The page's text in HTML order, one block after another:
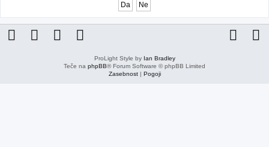
ProLight Style by Ian Bradley
Teče na phpBB® Forum Software © phpBB Limited
Zasebnost| Pogoji